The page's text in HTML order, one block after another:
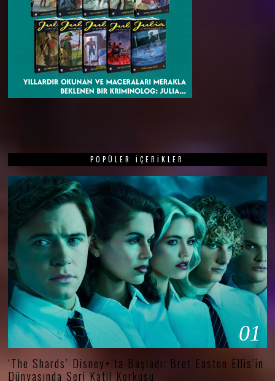
POPÜLER İÇERIKLER
01
‘The Shards’ Disney+’ta Başladı: Bret Easton Ellis’in
Dünyasında Seri Katil Korkusu